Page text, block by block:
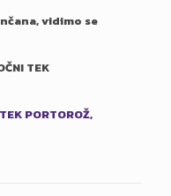
vidimo se
TEK
PORTOROŽ,